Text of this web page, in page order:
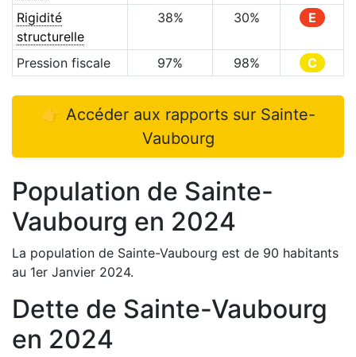
Rigidité
structurelle
38% 30% E
Pression fiscale 97% 98% C
👉 Accéder aux rapports sur Sainte-
Vaubourg
Population de Sainte-
Vaubourg en 2024
La population de Sainte-Vaubourg est de 90 habitants
au 1er Janvier 2024.
Dette de Sainte-Vaubourg
en 2024